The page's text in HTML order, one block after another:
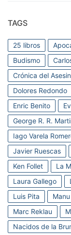
TAGS
25 libros
Budismo
Crónica del
Dolores Redondo
Enric Benito
George R. R.
Iago Varela
Javier Ruescas
Ken Follet
La
Laura Gallego
Luis Pita
Marc Reklau
Nacidos de la